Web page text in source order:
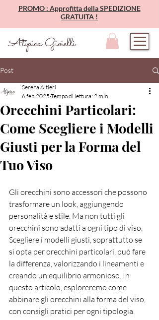
PROMO : Approfitta della SPEDIZIONE
GRATUITA !
Atipica Gioielli
Post
Orecchini Particolari:
Come Scegliere i Modelli
Giusti per la Forma del
Tuo Viso
Serena Altieri
6 feb 2025 Tempo di lettura: 2 min
Gli orecchini sono accessori che possono
trasformare un look, aggiungendo
personalità e stile. Ma non tutti gli
orecchini sono adatti a ogni tipo di viso.
Scegliere i modelli giusti, soprattutto se
si opta per orecchini particolari, può fare
la differenza, valorizzando i lineamenti e
creando un equilibrio armonioso. In
questo articolo, esploreremo come
abbinare gli orecchini alla forma del viso,
con consigli pratici per ogni tipologia.